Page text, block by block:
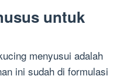
untuk
menyusui adalah
ini sudah di formulasi